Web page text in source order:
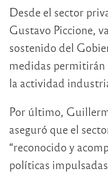
Desde el sector
Gustavo Piccione,
sostenido del
medidas permitirán
la actividad
Por último,
aseguró que el
“reconocido y
políticas